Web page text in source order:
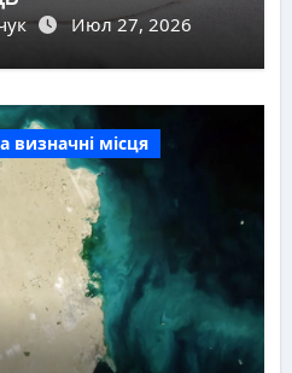
Июл 27, 2026
визначні місця